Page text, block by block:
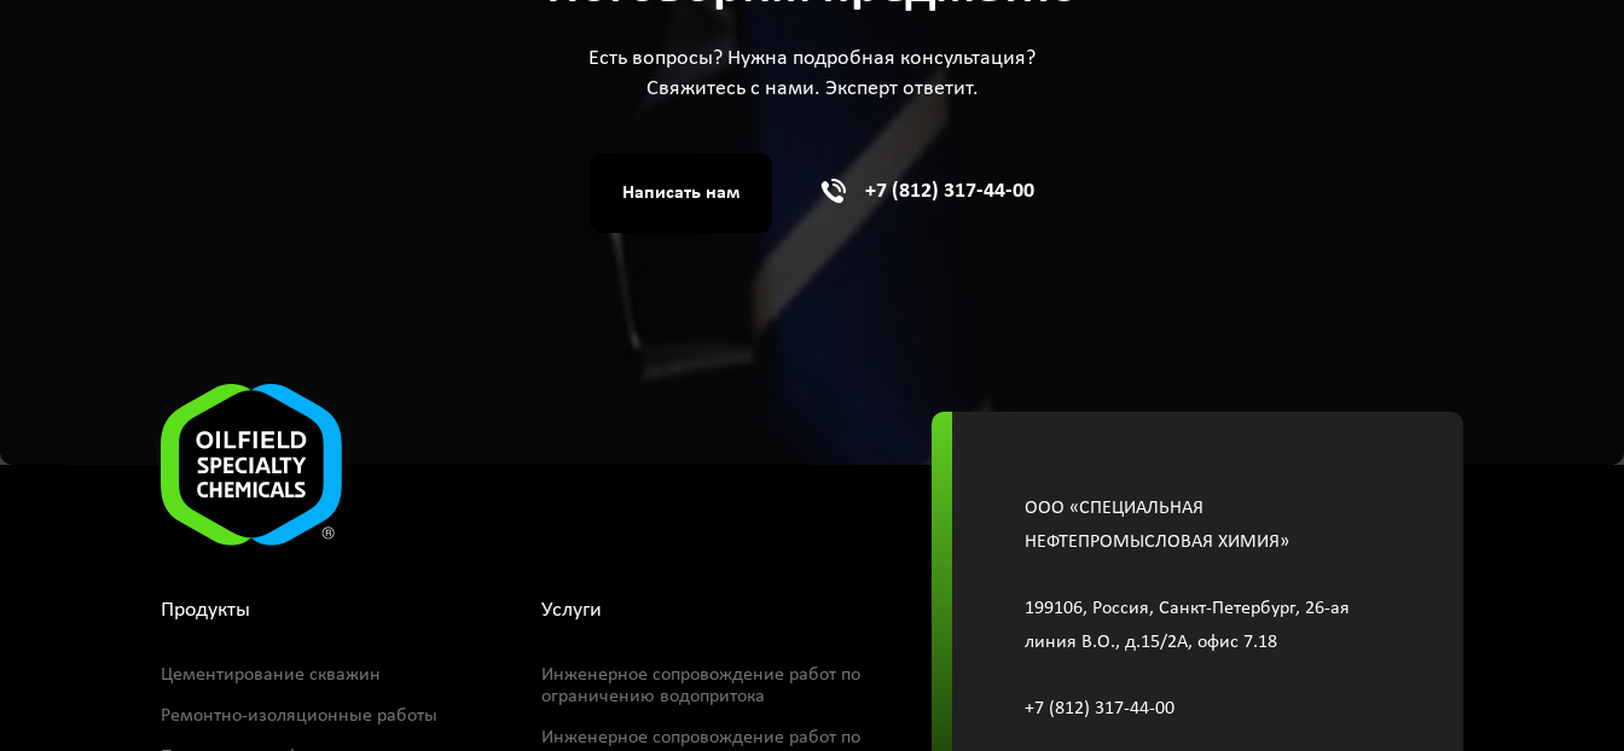
Есть вопросы? Нужна подробная консультация?
Свяжитесь с нами. Эксперт ответит.
Написать нам +7 (812) 317-44-00
Продукты
Цементирование скважин
Ремонтно-изоляционные работы
Услуги
Инженерное сопровождение работ по
ограничению водопритока
Инженерное сопровождение работ по
OOО «СПЕЦИАЛЬНАЯ
НЕФТЕПРОМЫСЛОВАЯ ХИМИЯ»
199106, Россия, Санкт-Петербург, 26-ая
линия В.О., д.15/2A, офис 7.18
+7 (812) 317-44-00